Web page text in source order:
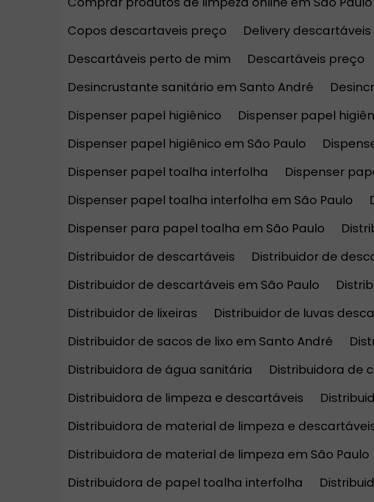
Copos descartaveis preço
Delivery descartáveis
Descartáveis perto de mim
Descartáveis preço
Desincrustante sanitário em Santo André
Dispenser papel higiênico
Dispenser papel
Dispenser papel higiênico em São Paulo
Dispenser papel toalha interfolha
Dispenser
Dispenser papel toalha interfolha em São Paulo
Dispenser para papel toalha em São Paulo
Distribuidor de descartáveis
Distribuidor de
Distribuidor de descartáveis em São Paulo
Distribuidor de lixeiras
Distribuidor de luvas
Distribuidor de sacos de lixo em Santo André
Distribuidora de água sanitária
Distribuidora
Distribuidora de limpeza e descartáveis
Distribuidora de material de limpeza e
Distribuidora de material de limpeza em São Paulo
Distribuidora de papel toalha interfolha